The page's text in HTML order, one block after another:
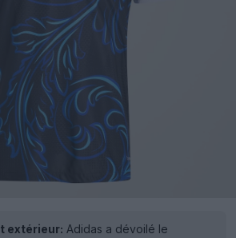
extérieur: Adidas a dévoilé le